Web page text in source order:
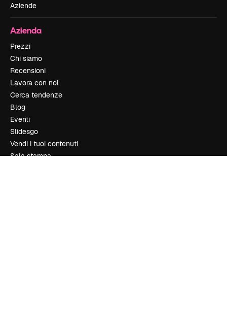
Aziende
Azienda
Prezzi
Chi siamo
Recensioni
Lavora con noi
Cerca tendenze
Blog
Eventi
Slidesgo
Vendi i tuoi contenuti
Sala stampa